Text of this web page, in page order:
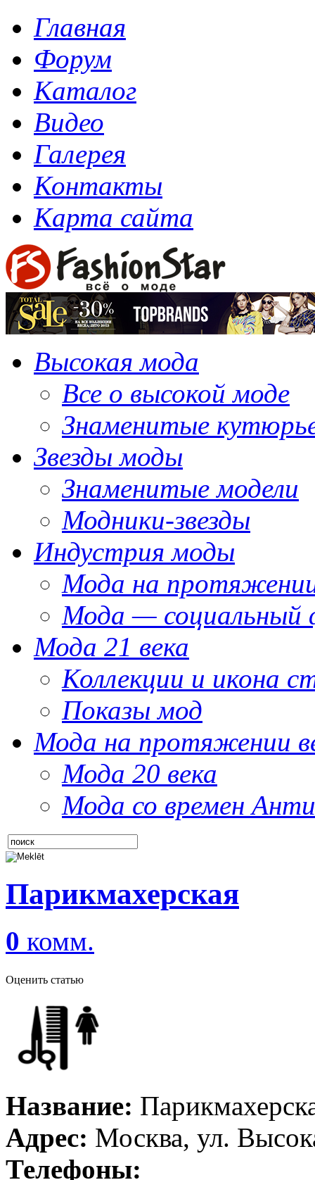
Главная
Форум
Каталог
Видео
Галерея
Контакты
Карта сайта
Высокая мода
Все о высокой моде
Знаменитые
Звезды моды
Знаменитые модели
Модники-звезды
Индустрия моды
Мода на
Мода — социальный
Мода 21 века
Коллекции и икона
Показы мод
Мода на протяжении
Мода 20 века
Мода со времен
Парикмахерская
0 комм.
Оценить статью
Название:
Адрес: Москва, ул.
Телефоны: